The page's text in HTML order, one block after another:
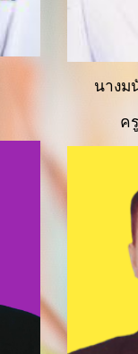
นางม
ค